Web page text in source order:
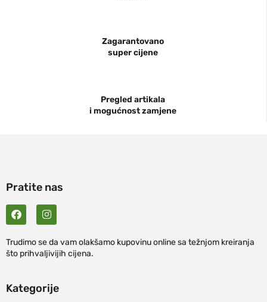
Zagarantovano
super cijene
Pregled artikala
i mogućnost zamjene
Pratite nas
Trudimo se da vam olakšamo kupovinu online sa težnjom kreiranja
što prihvaljivijih cijena.
Kategorije